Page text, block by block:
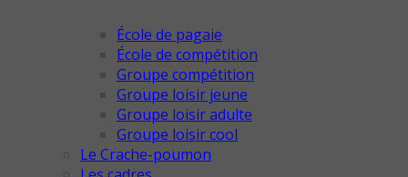
École de pagaie
École de compétition
Groupe compétition
Groupe loisir jeune
Groupe loisir adulte
Groupe loisir cool
Le Crache-poumon